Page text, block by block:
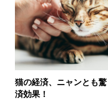
猫の経済、ニャンとも
済効果！